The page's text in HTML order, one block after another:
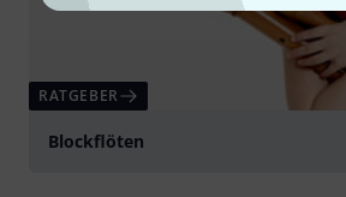
RATGEBER
Blockflöten